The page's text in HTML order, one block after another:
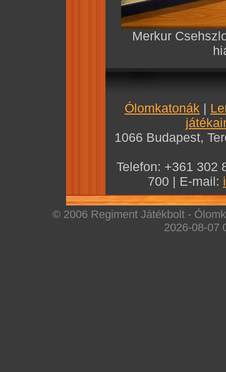
Merkur
Ólomkatonák
1066 Budapest,
Telefon: +361 302
700 | E-mail:
© 2006 Regiment Játékbolt -
2026-08-07